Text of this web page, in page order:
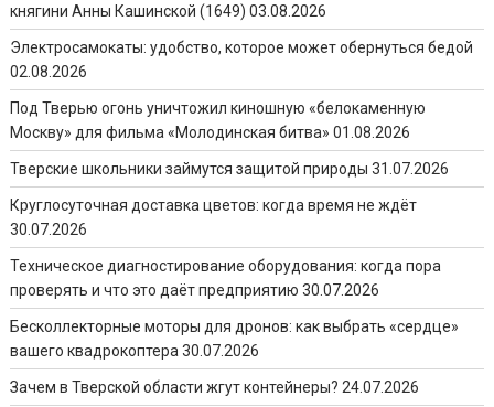
княгини Анны Кашинской (1649) 03.08.2026
Электросамокаты: удобство, которое может обернуться бедой
02.08.2026
Под Тверью огонь уничтожил киношную «белокаменную
Москву» для фильма «Молодинская битва» 01.08.2026
Тверские школьники займутся защитой природы 31.07.2026
Круглосуточная доставка цветов: когда время не ждёт
30.07.2026
Техническое диагностирование оборудования: когда пора
проверять и что это даёт предприятию 30.07.2026
Бесколлекторные моторы для дронов: как выбрать «сердце»
вашего квадрокоптера 30.07.2026
Зачем в Тверской области жгут контейнеры? 24.07.2026